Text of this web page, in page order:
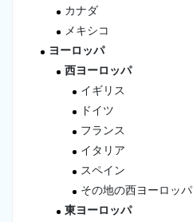
カナダ
メキシコ
ヨーロッパ
西ヨーロッパ
イギリス
ドイツ
フランス
イタリア
スペイン
その地の西ヨーロッパ
東ヨーロッパ